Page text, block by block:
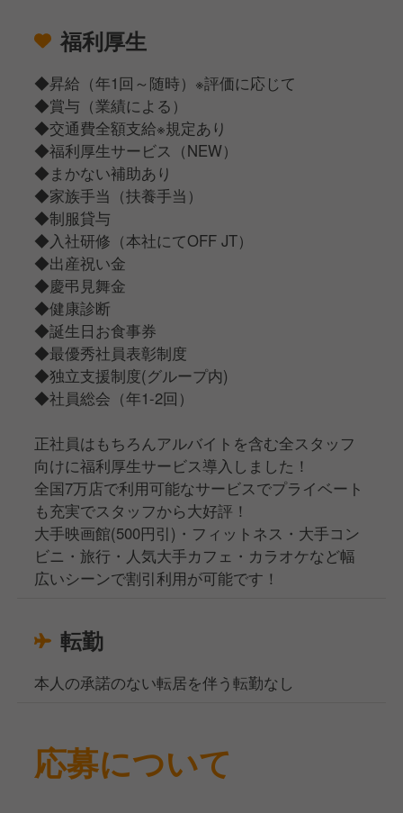
福利厚生
◆昇給（年1回～随時）※評価に応じて
◆賞与（業績による）
◆交通費全額支給※規定あり
◆福利厚生サービス（NEW）
◆まかない補助あり
◆家族手当（扶養手当）
◆制服貸与
◆入社研修（本社にてOFF JT）
◆出産祝い金
◆慶弔見舞金
◆健康診断
◆誕生日お食事券
◆最優秀社員表彰制度
◆独立支援制度(グループ内)
◆社員総会（年1-2回）
正社員はもちろんアルバイトを含む全スタッフ
向けに福利厚生サービス導入しました！
全国7万店で利用可能なサービスでプライベート
も充実でスタッフから大好評！
大手映画館(500円引)・フィットネス・大手コン
ビニ・旅行・人気大手カフェ・カラオケなど幅
広いシーンで割引利用が可能です！
転勤
本人の承諾のない転居を伴う転勤なし
応募について